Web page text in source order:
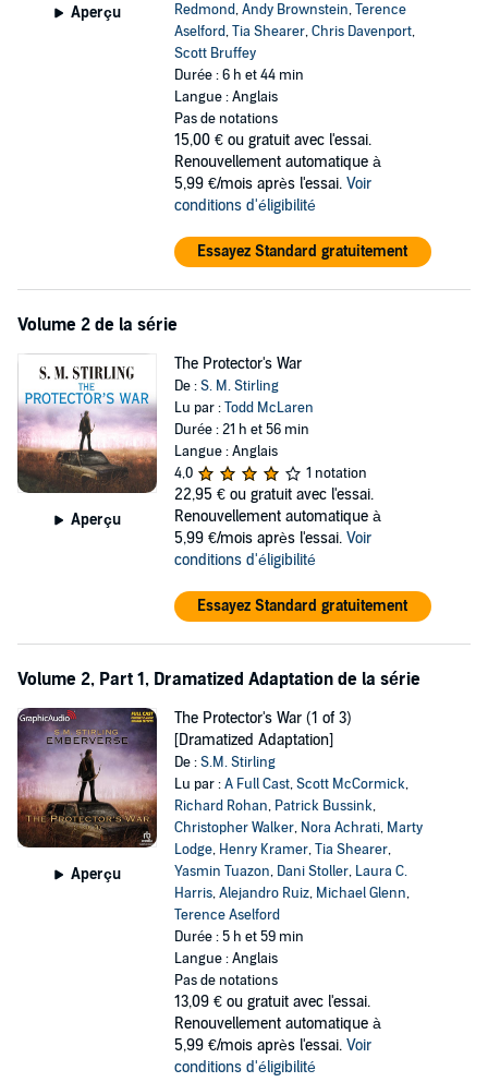
Aperçu
Redmond,Andy Brownstein,Terence
Aselford,Tia Shearer,Chris Davenport,
Scott Bruffey
Durée : 6 h et 44 min
Langue : Anglais
Pas de notations
15,00 € ou gratuit avec l'essai.
Renouvellement automatique à
5,99 €/mois après l'essai. Voir
conditions d'éligibilité
Essayez Standard gratuitement
Volume 2 de la série
Aperçu
The Protector's War
De :S. M. Stirling
Lu par :Todd McLaren
Durée : 21 h et 56 min
Langue : Anglais
4,0
1 notation
22,95 € ou gratuit avec l'essai.
Renouvellement automatique à
5,99 €/mois après l'essai. Voir
conditions d'éligibilité
Essayez Standard gratuitement
Volume 2, Part 1, Dramatized Adaptation de la série
Aperçu
The Protector's War (1 of 3)
[Dramatized Adaptation]
De :S.M. Stirling
Lu par :A Full Cast,Scott McCormick,
Richard Rohan, Patrick Bussink,
Christopher Walker, Nora Achrati, Marty
Lodge, Henry Kramer,Tia Shearer,
Yasmin Tuazon, Dani Stoller, Laura C.
Harris,Alejandro Ruiz, Michael Glenn,
Terence Aselford
Durée : 5 h et 59 min
Langue : Anglais
Pas de notations
13,09 € ou gratuit avec l'essai.
Renouvellement automatique à
5,99 €/mois après l'essai. Voir
conditions d'éligibilité